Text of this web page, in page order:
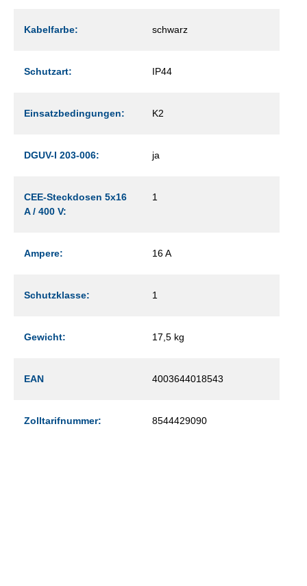
Kabelfarbe: schwarz
Schutzart: IP44
Einsatzbedingungen: K2
DGUV-I 203-006: ja
CEE-Steckdosen 5x16
A / 400 V:
1
Ampere: 16 A
Schutzklasse: 1
Gewicht: 17,5 kg
EAN 4003644018543
Zolltarifnummer: 8544429090